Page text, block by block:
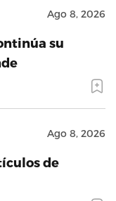
Ago 8, 2026
su
Ago 8, 2026
de